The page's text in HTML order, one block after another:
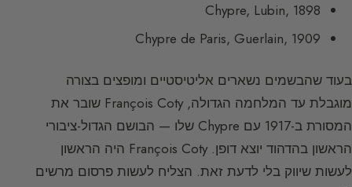
Chypre, Lubin, 1898
Chypre de Paris, Guerlain, 1909
בעוד שהבשמים נשארים אליטיסטיים ומופצים בצורה
מוגבלת עד המלחמה הגדולה, François Coty שובר את
המסורת ב-1917 עם Chypre שלו — הבושם הגדול-ציבורי
הראשון בהדהוד יוצא דופן. François Coty היה הראשון
לעשות שיווק בלי לדעת זאת. הצליח לעשות פרסום מרשים